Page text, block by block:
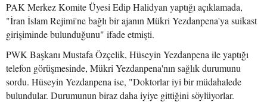
PAK Merkez Komite Üyesi Edip Halidyan yaptığı açıklamada,
"İran İslam Rejimi'ne bağlı bir ajanın Mükri Yezdanpena'ya suikast
girişiminde bulunduğunu" ifade etmişti.
PWK Başkanı Mustafa Özçelik, Hüseyin Yezdanpena ile yaptığı
telefon görüşmesinde, Mükri Yezdanpena'nın sağlık durumunu
sordu. Hüseyin Yezdanpena ise, "Doktorlar iyi bir müdahalede
bulundular. Durumunun biraz daha iyiye gittiğini söylüyorlar.